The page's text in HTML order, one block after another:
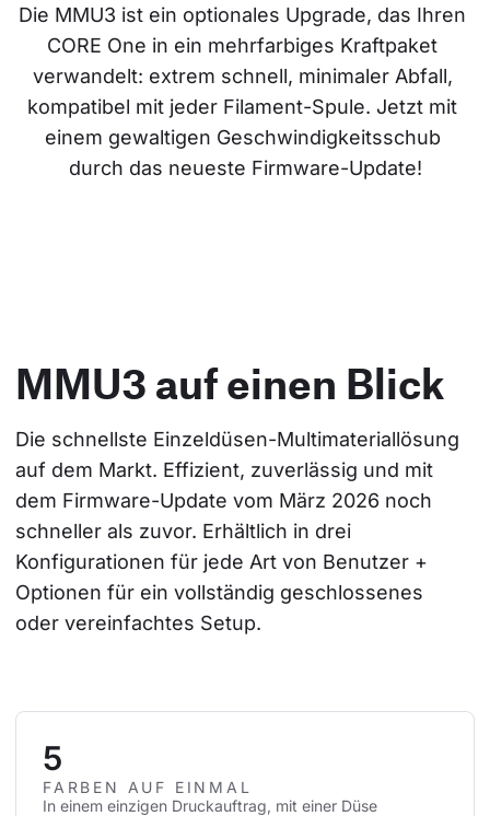
Die MMU3 ist ein optionales Upgrade, das Ihren
CORE One in ein mehrfarbiges Kraftpaket
verwandelt: extrem schnell, minimaler Abfall,
kompatibel mit jeder Filament-Spule. Jetzt mit
einem gewaltigen Geschwindigkeitsschub
durch das neueste Firmware-Update!
MMU3 auf einen Blick
Die schnellste Einzeldüsen-Multimateriallösung
auf dem Markt. Effizient, zuverlässig und mit
dem Firmware-Update vom März 2026 noch
schneller als zuvor. Erhältlich in drei
Konfigurationen für jede Art von Benutzer +
Optionen für ein vollständig geschlossenes
oder vereinfachtes Setup.
5
FARBEN AUF EINMAL
In einem einzigen Druckauftrag, mit einer Düse